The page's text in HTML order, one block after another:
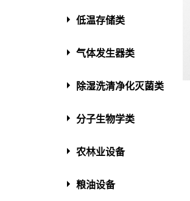
低温存储类
气体发生器类
除湿洗清净化灭菌类
分子生物学类
农林业设备
粮油设备